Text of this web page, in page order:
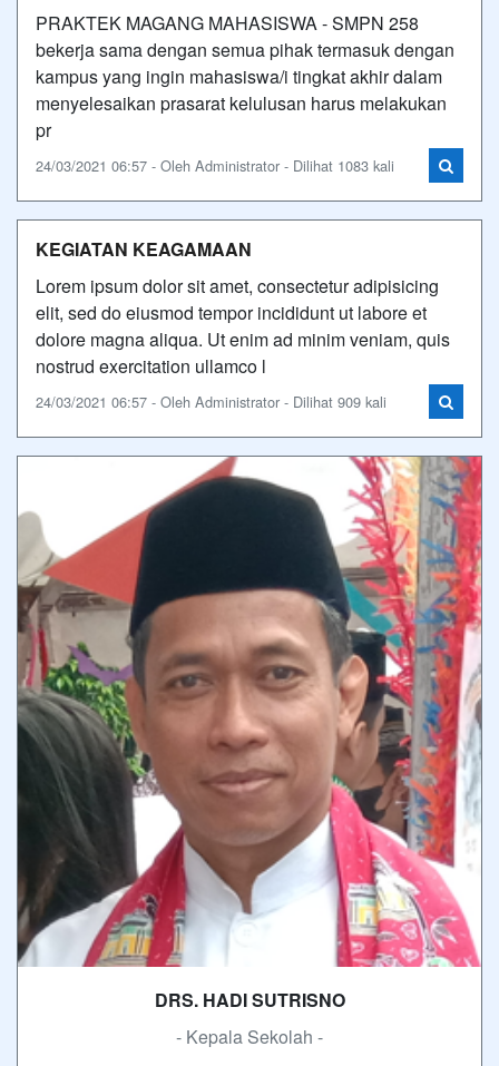
PRAKTEK MAGANG MAHASISWA - SMPN 258
bekerja sama dengan semua pihak termasuk dengan
kampus yang ingin mahasiswa/i tingkat akhir dalam
menyelesaikan prasarat kelulusan harus melakukan
pr
24/03/2021 06:57 - Oleh Administrator - Dilihat 1083 kali
KEGIATAN KEAGAMAAN
Lorem ipsum dolor sit amet, consectetur adipisicing
elit, sed do eiusmod tempor incididunt ut labore et
dolore magna aliqua. Ut enim ad minim veniam, quis
nostrud exercitation ullamco l
24/03/2021 06:57 - Oleh Administrator - Dilihat 909 kali
DRS. HADI SUTRISNO
- Kepala Sekolah -